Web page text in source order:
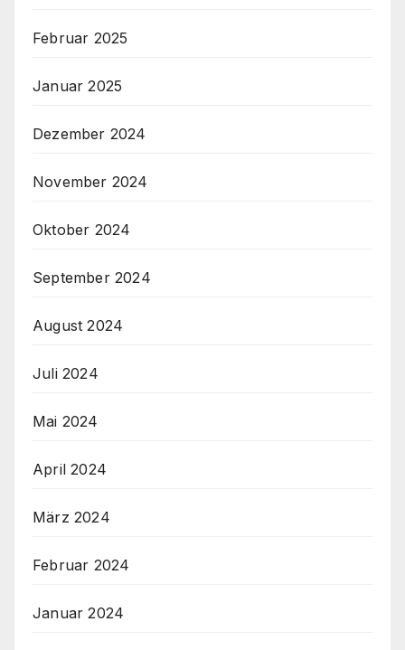
Februar 2025
Januar 2025
Dezember 2024
November 2024
Oktober 2024
September 2024
August 2024
Juli 2024
Mai 2024
April 2024
März 2024
Februar 2024
Januar 2024